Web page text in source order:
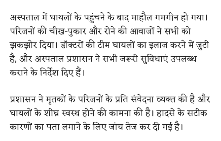
अस्पताल में घायलों के पहुंचने के बाद माहौल गमगीन हो गया।
परिजनों की चीख-पुकार और रोने की आवाजों ने सभी को
झकझोर दिया। डॉक्टरों की टीम घायलों का इलाज करने में जुटी
है, और अस्पताल प्रशासन ने सभी जरूरी सुविधाएं उपलब्ध
कराने के निर्देश दिए हैं।
प्रशासन ने मृतकों के परिजनों के प्रति संवेदना व्यक्त की है और
घायलों के शीघ्र स्वस्थ होने की कामना की है। हादसे के सटीक
कारणों का पता लगाने के लिए जांच तेज कर दी गई है।